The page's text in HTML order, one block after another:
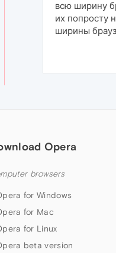
всю ширину
их попросту
ширины
Opera
browsers
for Windows
for Mac
for Linux
beta version